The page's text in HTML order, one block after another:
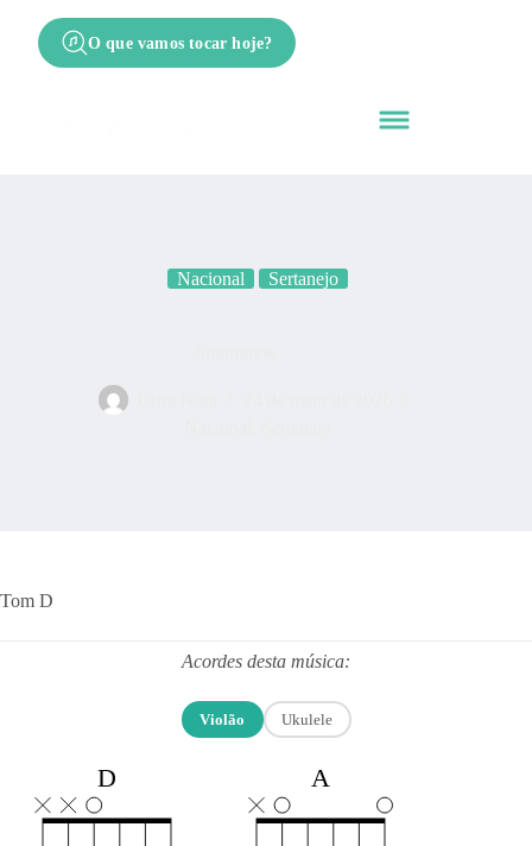
O que vamos tocar hoje?
Nacional Sertanejo
Tom D
Acordes desta música:
Violão Ukulele
D A